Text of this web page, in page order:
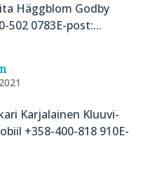
Häggblom Godby
502 0783E-post:...
Karjalainen Kluuvi-
+358-400-818 910E-